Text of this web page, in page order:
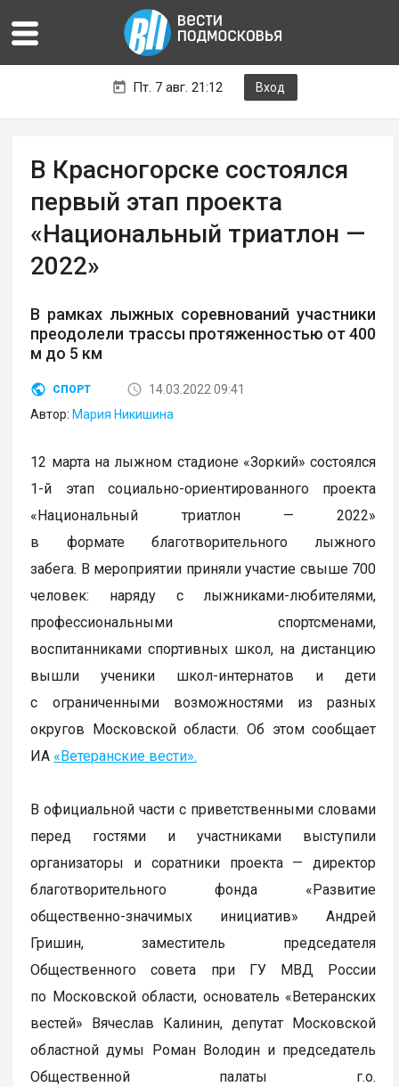
Пт. 7 авг. 21:12 Вход
В Красногорске состоялся
первый этап проекта
«Национальный триатлон —
2022»
В рамках лыжных соревнований участники
преодолели трассы протяженностью от 400
м до 5 км
СПОРТ
14.03.2022 09:41
Автор: Мария Никишина
12 марта на лыжном стадионе «Зоркий» состоялся
1-й этап социально-ориентированного проекта
«Национальный триатлон — 2022»
в формате благотворительного лыжного
забега. В мероприятии приняли участие свыше 700
человек: наряду с лыжниками-любителями,
профессиональными спортсменами,
воспитанниками спортивных школ, на дистанцию
вышли ученики школ-интернатов и дети
с ограниченными возможностями из разных
округов Московской области. Об этом сообщает
ИА «Ветеранские вести».
В официальной части с приветственными словами
перед гостями и участниками выступили
организаторы и соратники проекта — директор
благотворительного фонда «Развитие
общественно-значимых инициатив» Андрей
Гришин, заместитель председателя
Общественного совета при ГУ МВД России
по Московской области, основатель «Ветеранских
вестей» Вячеслав Калинин, депутат Московской
областной думы Роман Володин и председатель
Общественной палаты г.о.